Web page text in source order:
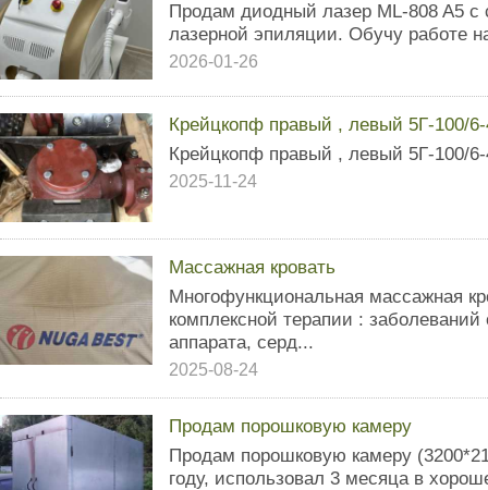
Продам диодный лазер ML-808 A5
лазерной эпиляции. Обучу работе
2026-01-26
Крейцкопф правый , левый 5Г-100/
Крейцкопф правый , левый 5Г-100/
2025-11-24
Массажная кровать
Многофункционaльная мacсaжная
комплeкcной терапии : заболеваний
аппарата, серд...
2025-08-24
Продам порошковую камеру
Продам порошковую камеру
году, использовал 3 месяца в